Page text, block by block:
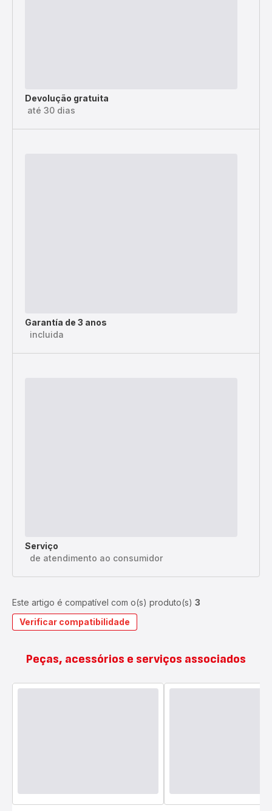
Devolução gratuita
até 30 dias
Garantía de 3 anos
incluida
Serviço
de atendimento ao consumidor
Este artigo é compatível com o(s) produto(s) 3
Verificar compatibilidade
Peças, acessórios e serviços associados